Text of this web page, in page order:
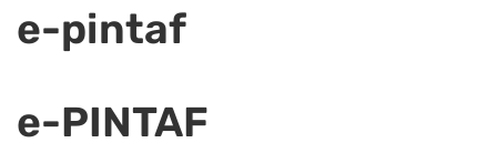
e-pintaf
e-PINTAF